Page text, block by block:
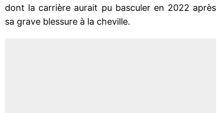
dont la carrière aurait pu basculer en 2022 après
sa grave blessure à la cheville.